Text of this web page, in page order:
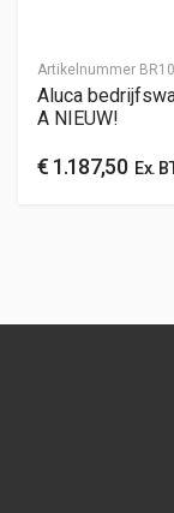
Artikelnummer
Aluca
A NIEUW!
€ 1.187,50Ex.